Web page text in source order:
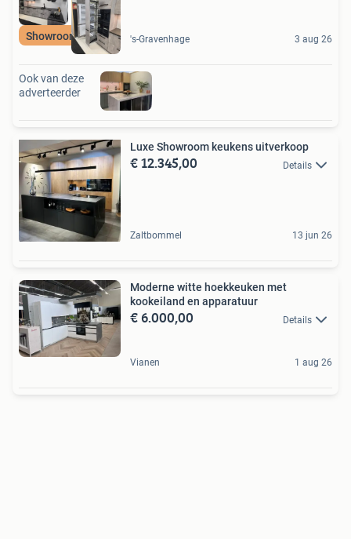
Showroomkorting 's-Gravenhage 3 aug 26
Ook van deze
adverteerder
Luxe Showroom keukens uitverkoop
€ 12.345,00 Details
Zaltbommel 13 jun 26
Moderne witte hoekkeuken met
kookeiland en apparatuur
€ 6.000,00 Details
Vianen 1 aug 26